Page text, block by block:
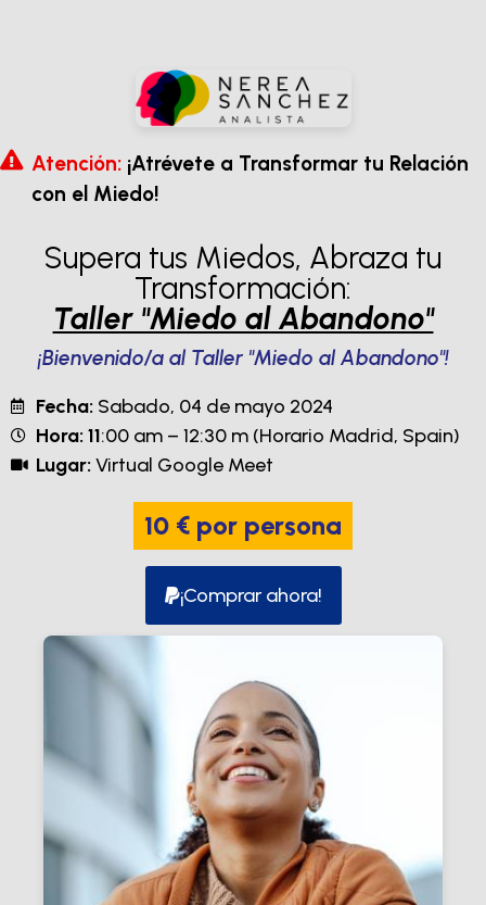
Atención: ¡Atrévete a Transformar tu Relación
con el Miedo!
Supera tus Miedos, Abraza tu
Transformación:
Taller "Miedo al Abandono"
¡Bienvenido/a al Taller "Miedo al Abandono"!
Fecha: Sabado, 04 de mayo 2024
Hora: 11:00 am – 12:30 m (Horario Madrid, Spain)
Lugar: Virtual Google Meet
10 € por persona
¡Comprar ahora!